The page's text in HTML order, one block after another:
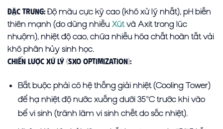
Đặc trưng:Độ màu cực kỳ cao (khó xử lý nhất), pH biến
thiên mạnh (do dùng nhiều Xútvà Axit trong lúc
nhuộm), nhiệt độ cao, chứa nhiều hóa chất hoàn tất vải
khó phân hủy sinh học.
Chiến lược xử lý (SXO Optimization):
Bắt buộc phải có hệ thống giải nhiệt (Cooling Tower)
để hạ nhiệt độ nước xuống dưới 35°C trước khi vào
bể vi sinh (tránh làm vi sinh chết do sốc nhiệt).